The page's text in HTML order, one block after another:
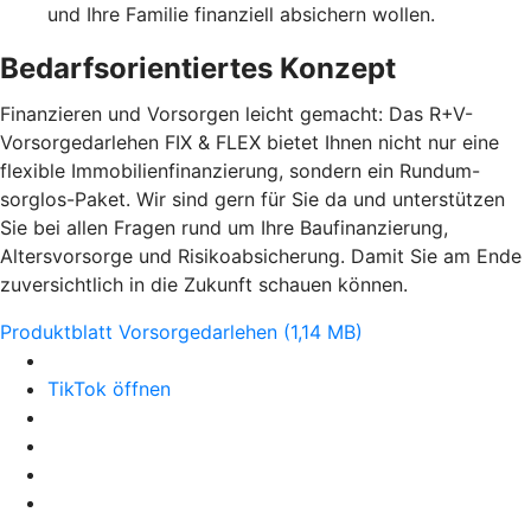
und Ihre Familie finanziell absichern wollen.
Bedarfsorientiertes Konzept
Finanzieren und Vorsorgen leicht gemacht: Das R+V-
Vorsorgedarlehen FIX & FLEX bietet Ihnen nicht nur eine
flexible Immobilienfinanzierung, sondern ein Rundum-
sorglos-Paket. Wir sind gern für Sie da und unterstützen
Sie bei allen Fragen rund um Ihre Baufinanzierung,
Altersvorsorge und Risikoabsicherung. Damit Sie am Ende
zuversichtlich in die Zukunft schauen können.
Produktblatt Vorsorgedarlehen (1,14 MB)
TikTok öffnen